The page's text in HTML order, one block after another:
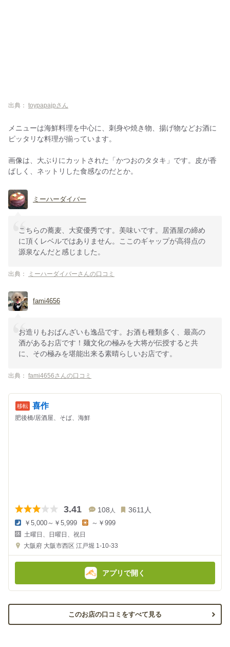
出典： toypapajpさん
メニューは海鮮料理を中心に、刺身や焼き物、揚げ物などお酒に
ピッタリな料理が揃っています。
画像は、大ぶりにカットされた「かつおのタタキ」です。皮が香
ばしく、ネットリした食感なのだとか。
ミーハーダイバー
こちらの蕎麦、大変優秀です。美味いです。居酒屋の締め
に頂くレベルではありません。ここのギャップが高得点の
源泉なんだと感じました。
出典： ミーハーダイバーさんの口コミ
fami4656
お造りもおばんざいも逸品です。お酒も種類多く、最高の
酒があるお店です！麺文化の極みを大将が伝授すると共
に、その極みを堪能出来る素晴らしいお店です。
出典： fami4656さんの口コミ
喜作
肥後橋/居酒屋、そば、海鮮
3.41 108 人 3611 人
夜
の
金
￥5,000～￥5,999
昼
の
金
額
～￥999
土曜日、日曜日、祝日
大阪府 大阪市西区 江戸堀 1-10-33
アプリで開く
このお店の口コミをすべて見る